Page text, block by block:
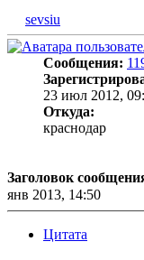
sevsiu
Сообщения:
23 июл 2012,
Откуда:
краснодар
Заголовок
янв 2013, 14:50
Цитата